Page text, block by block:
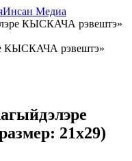
Инсан Медиа
КЫСКАЧА рэвештэ»
21х29)